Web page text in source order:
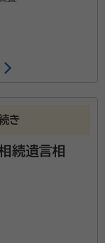
しな感じはなかっ
。
き
続遺言相